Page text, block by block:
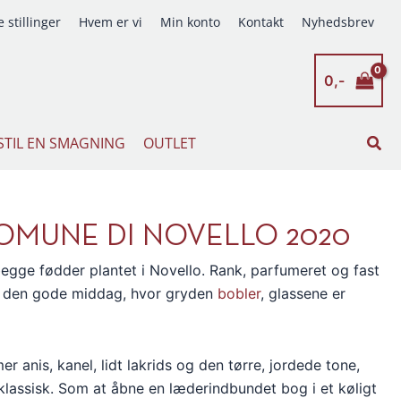
stillinger Hvem er vi Min konto Kontakt Nyhedsbrev
0,-
EN SMAGNING OUTLET Søg
DI NOVELLO 2020
fødder plantet i Novello. Rank, parfumeret og fast
gode middag, hvor gryden bobler, glassene er
anis, kanel, lidt lakrids og den tørre, jordede tone,
Som at åbne en læderindbundet bog i et køligt